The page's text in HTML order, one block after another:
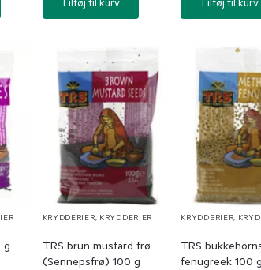
Tilføj til kurv Tilføj til kurv
g
KRYDDERIER, KRYDDERIER
TRS brun mustard frø
(Sennepsfrø) 100 g
KRYDDERIER,
TRS
fenugreek 100 g